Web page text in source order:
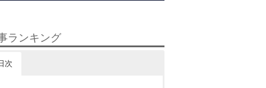
ランキング
次